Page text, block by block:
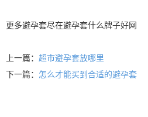
更多避孕套尽在避孕套什么牌子好网
上一篇： 超市避孕套放哪里
下一篇： 怎么才能买到合适的避孕套